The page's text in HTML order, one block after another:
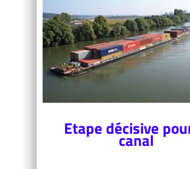
Etape décisive
canal